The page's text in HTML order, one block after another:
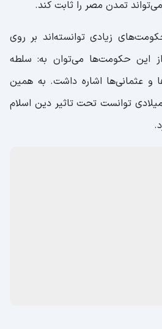
تمدن مصر را ثابت کند.
زیادی توانسته‌اند بر روی
این حکومت‌ها می‌توان به: سلطه
و عثمانی‌ها اشاره داشت. به همین
دلیل مصر از قرن 9 – 10 میلادی توانست تحت تاثیر دین اسلام